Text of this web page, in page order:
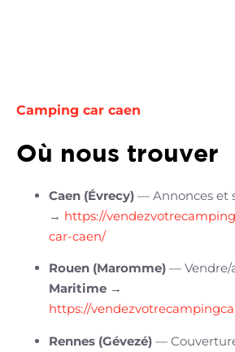
Camping car caen
Où nous trouver
Caen (Évrecy) — Annonces et
→ https://
car-caen/
Rouen (Maromme) — Vendre/
Maritime →
https://
Rennes (Gévezé) —